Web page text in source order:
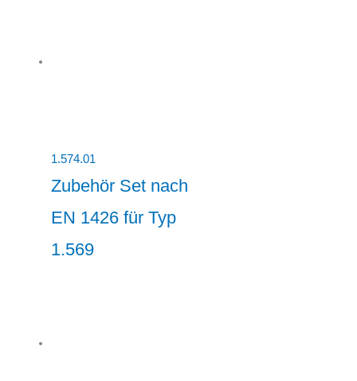
1.574.01
Zubehör Set nach
EN 1426 für Typ
1.569